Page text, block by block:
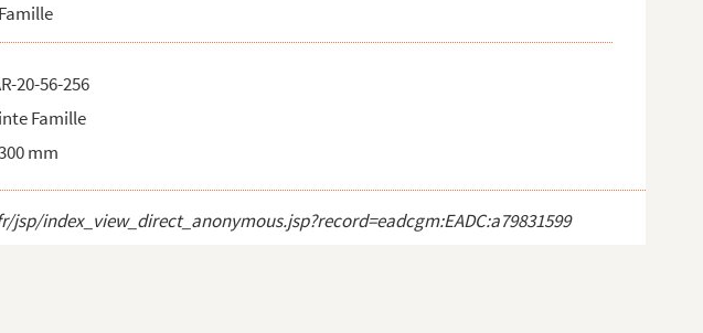
20-56-256
Famille
mm
index_view_direct_anonymous.jsp?record=eadcgm:EADC:a79831599